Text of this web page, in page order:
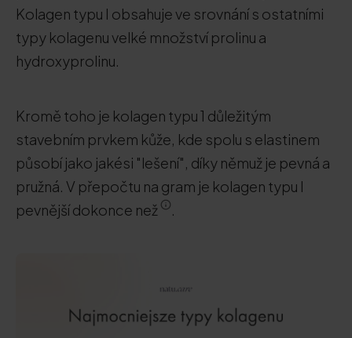
Kolagen typu I obsahuje ve srovnání s ostatními
typy kolagenu velké množství prolinu a
hydroxyprolinu.
Kromě toho je kolagen typu 1 důležitým
stavebním prvkem kůže, kde spolu s elastinem
působí jako jakési "lešení", díky němuž je pevná a
pružná. V přepočtu na gram je kolagen typu I
pevnější dokonce než
.